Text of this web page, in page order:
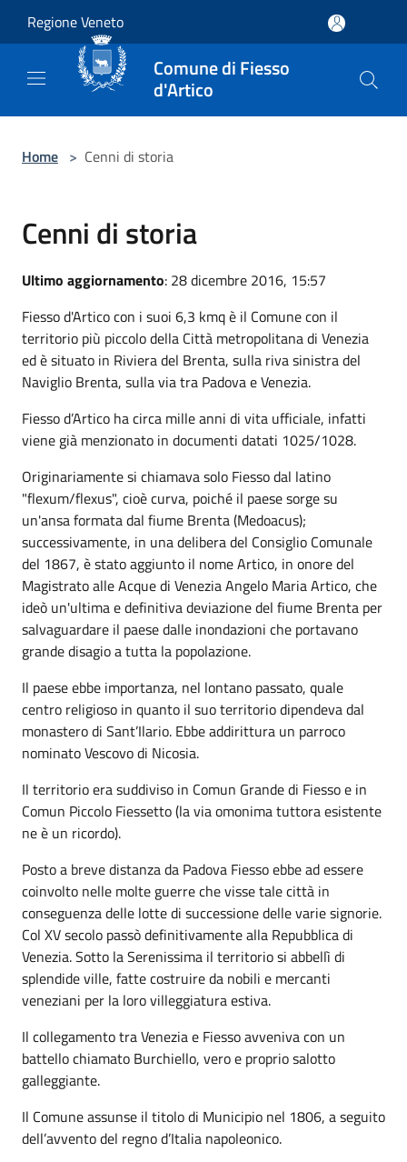
Regione Veneto
Comune di Fiesso
d'Artico
Home > Cenni di storia
Cenni di storia
Ultimo aggiornamento: 28 dicembre 2016, 15:57
Fiesso d'Artico con i suoi 6,3 kmq è il Comune con il
territorio più piccolo della Città metropolitana di Venezia
ed è situato in Riviera del Brenta, sulla riva sinistra del
Naviglio Brenta, sulla via tra Padova e Venezia.
Fiesso d’Artico ha circa mille anni di vita ufficiale, infatti
viene già menzionato in documenti datati 1025/1028.
Originariamente si chiamava solo Fiesso dal latino
"flexum/flexus", cioè curva, poiché il paese sorge su
un'ansa formata dal fiume Brenta (Medoacus);
successivamente, in una delibera del Consiglio Comunale
del 1867, è stato aggiunto il nome Artico, in onore del
Magistrato alle Acque di Venezia Angelo Maria Artico, che
ideò un'ultima e definitiva deviazione del fiume Brenta per
salvaguardare il paese dalle inondazioni che portavano
grande disagio a tutta la popolazione.
Il paese ebbe importanza, nel lontano passato, quale
centro religioso in quanto il suo territorio dipendeva dal
monastero di Sant’Ilario. Ebbe addirittura un parroco
nominato Vescovo di Nicosia.
Il territorio era suddiviso in Comun Grande di Fiesso e in
Comun Piccolo Fiessetto (la via omonima tuttora esistente
ne è un ricordo).
Posto a breve distanza da Padova Fiesso ebbe ad essere
coinvolto nelle molte guerre che visse tale città in
conseguenza delle lotte di successione delle varie signorie.
Col XV secolo passò definitivamente alla Repubblica di
Venezia. Sotto la Serenissima il territorio si abbellì di
splendide ville, fatte costruire da nobili e mercanti
veneziani per la loro villeggiatura estiva.
Il collegamento tra Venezia e Fiesso avveniva con un
battello chiamato Burchiello, vero e proprio salotto
galleggiante.
Il Comune assunse il titolo di Municipio nel 1806, a seguito
dell’avvento del regno d’Italia napoleonico.